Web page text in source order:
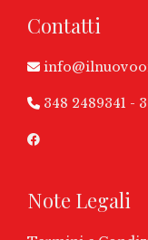
Contatti
348 2489341 -
Note Legali